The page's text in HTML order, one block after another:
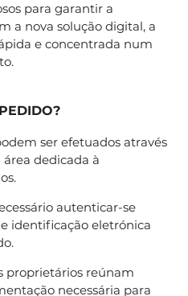
para garantir a
a nova solução digital, a
e concentrada num
ser efetuados através
área dedicada à
autenticar-se
identificação eletrónica
proprietários reúnam
necessária para